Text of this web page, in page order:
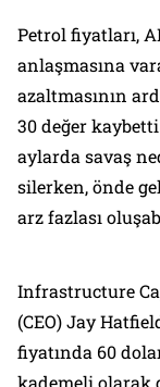
Petrol fiyatları,
anlaşmasına
azaltmasının
30 değer
aylarda savaş
silerken, önde
arz fazlası
Infrastructure
(CEO) Jay
fiyatında 60
kademeli olarak